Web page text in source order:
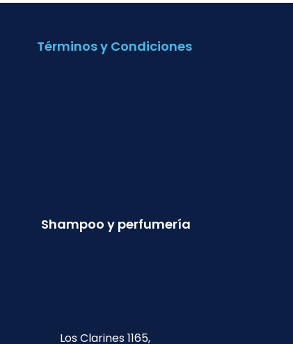
Términos y Condiciones
Shampoo y perfumería
Los Clarines 1165,